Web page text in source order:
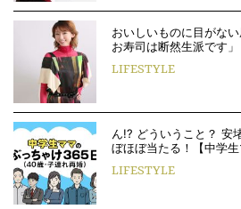
おいしいものに目がな
お寿司は断然生派です
LIFESTYLE
ん!? どういうこと？ 安
ぼほぼ当たる！【中学
LIFESTYLE